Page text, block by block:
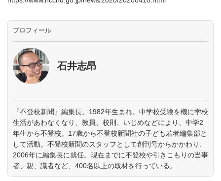
プロフィール
石井志昂
『不登校新聞』編集長。1982年生まれ。中学校受験を機に学校
生活があわなくなり、教員、校則、いじめなどにより、中学2
年生から不登校。17歳から不登校新聞社の子ども若者編集部と
して活動。不登校新聞のスタッフとして創刊号からかかわり、
2006年に編集長に就任。現在までに不登校や引きこもりの当事
者、親、識者など、400名以上の取材を行っている。